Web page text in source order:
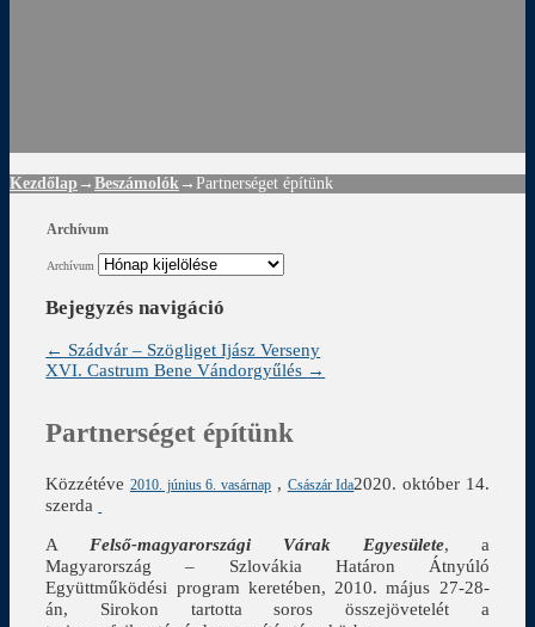
Kezdőlap → Beszámolók → Partnerséget építünk
Archívum
Archívum
Bejegyzés navigáció
← Szádvár – Szögliget Ijász Verseny
XVI. Castrum Bene Vándorgyűlés →
Partnerséget építünk
Közzétéve 2010. június 6. vasárnap , Császár Ida2020. október 14.
szerda
A Felső-magyarországi Várak Egyesülete, a
Magyarország – Szlovákia Határon Átnyúló
Együttműködési program keretében, 2010. május 27-28-
án, Sirokon tartotta soros összejövetelét a